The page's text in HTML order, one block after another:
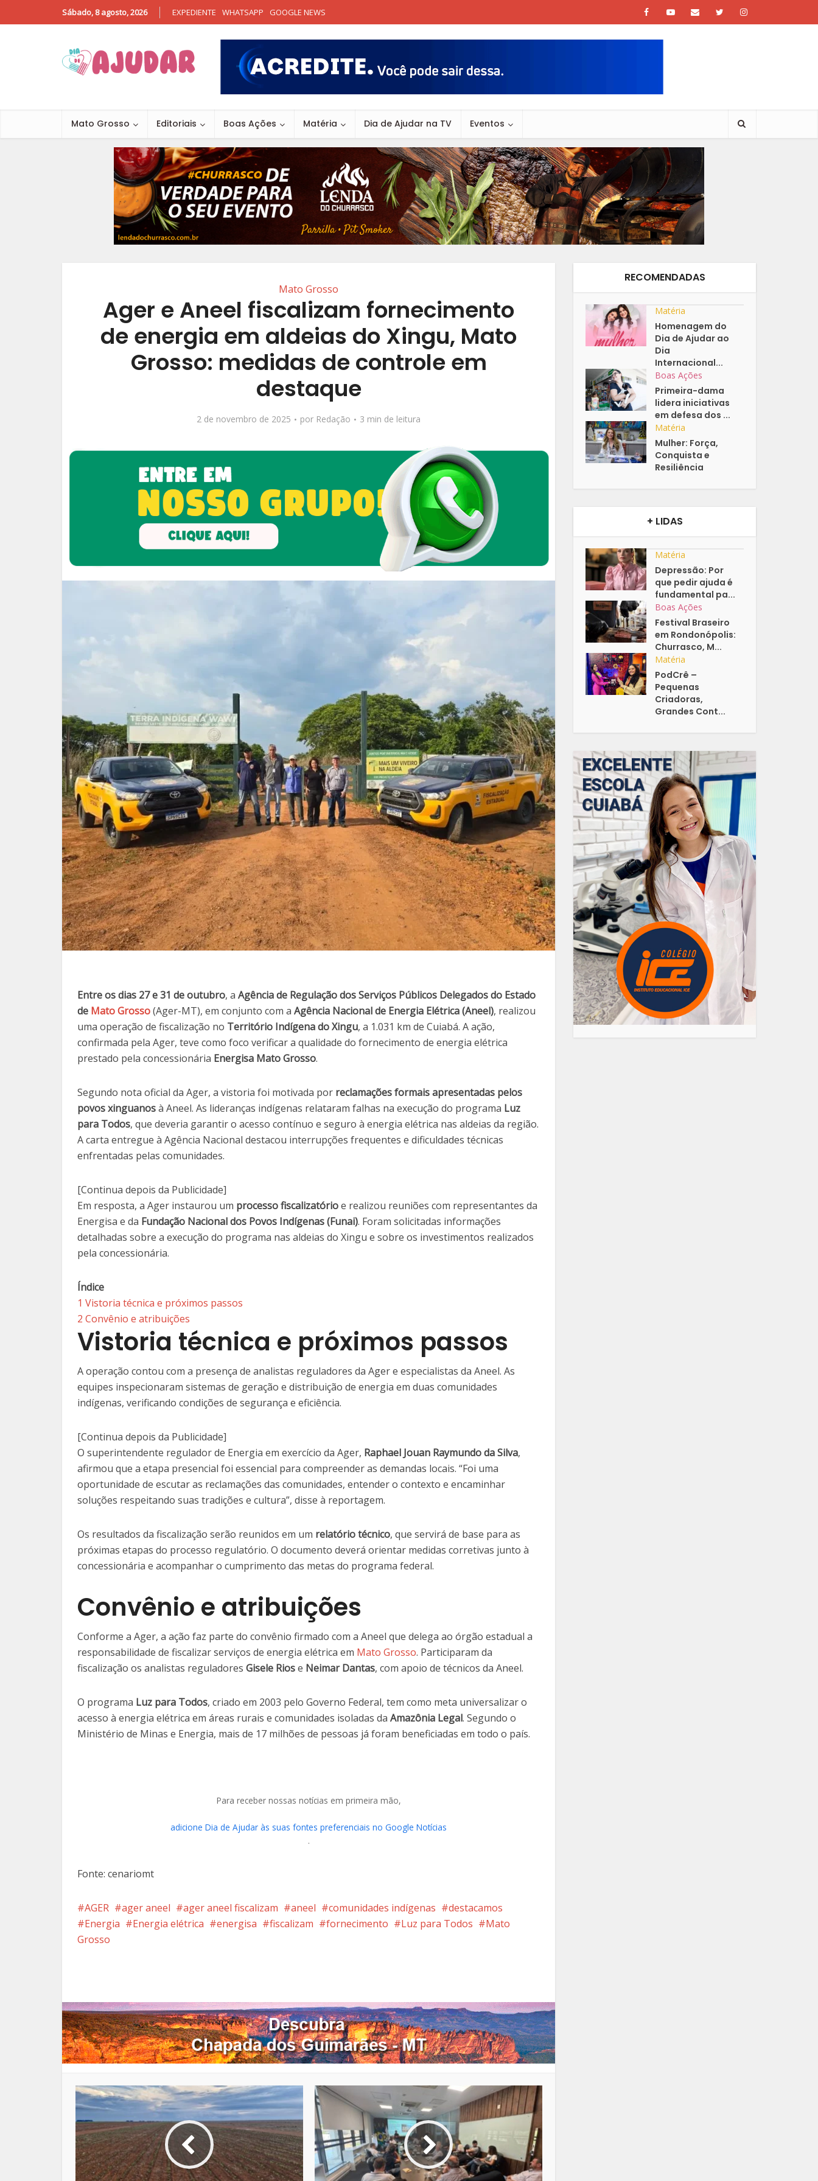
Sábado, 8 agosto, 2026 EXPEDIENTE WHATSAPP GOOGLE NEWS
Mato Grosso Editoriais Boas Ações Matéria Dia de Ajudar na TV Eventos
Mato Grosso
Ager e Aneel fiscalizam fornecimento
de energia em aldeias do Xingu, Mato
Grosso: medidas de controle em
destaque
2 de novembro de 2025 por Redação 3 min de leitura
Entre os dias 27 e 31 de outubro, a Agência de Regulação dos Serviços Públicos Delegados do Estado
de Mato Grosso(Ager-MT), em conjunto com a Agência Nacional de Energia Elétrica (Aneel), realizou
uma operação de fiscalização no Território Indígena do Xingu, a 1.031 km de Cuiabá. A ação,
confirmada pela Ager, teve como foco verificar a qualidade do fornecimento de energia elétrica
prestado pela concessionária Energisa Mato Grosso.
Segundo nota oficial da Ager, a vistoria foi motivada por reclamações formais apresentadas pelos
povos xinguanosà Aneel. As lideranças indígenas relataram falhas na execução do programa Luz
para Todos, que deveria garantir o acesso contínuo e seguro à energia elétrica nas aldeias da região.
A carta entregue à Agência Nacional destacou interrupções frequentes e dificuldades técnicas
enfrentadas pelas comunidades.
[Continua depois da Publicidade]
Em resposta, a Ager instaurou um processo fiscalizatórioe realizou reuniões com representantes da
Energisa e da Fundação Nacional dos Povos Indígenas (Funai). Foram solicitadas informações
detalhadas sobre a execução do programa nas aldeias do Xingu e sobre os investimentos realizados
pela concessionária.
Índice
1 Vistoria técnica e próximos passos
2 Convênio e atribuições
Vistoria técnica e próximos passos
A operação contou com a presença de analistas reguladores da Ager e especialistas da Aneel. As
equipes inspecionaram sistemas de geração e distribuição de energia em duas comunidades
indígenas, verificando condições de segurança e eficiência.
[Continua depois da Publicidade]
O superintendente regulador de Energia em exercício da Ager, Raphael Jouan Raymundo da Silva,
afirmou que a etapa presencial foi essencial para compreender as demandas locais. “Foi uma
oportunidade de escutar as reclamações das comunidades, entender o contexto e encaminhar
soluções respeitando suas tradições e cultura”, disse à reportagem.
Os resultados da fiscalização serão reunidos em um relatório técnico, que servirá de base para as
próximas etapas do processo regulatório. O documento deverá orientar medidas corretivas junto à
concessionária e acompanhar o cumprimento das metas do programa federal.
Convênio e atribuições
Conforme a Ager, a ação faz parte do convênio firmado com a Aneel que delega ao órgão estadual a
responsabilidade de fiscalizar serviços de energia elétrica em Mato Grosso. Participaram da
fiscalização os analistas reguladores Gisele Riose Neimar Dantas, com apoio de técnicos da Aneel.
O programa Luz para Todos, criado em 2003 pelo Governo Federal, tem como meta universalizar o
acesso à energia elétrica em áreas rurais e comunidades isoladas da Amazônia Legal. Segundo o
Ministério de Minas e Energia, mais de 17 milhões de pessoas já foram beneficiadas em todo o país.
Para receber nossas notícias em primeira mão,
adicione Dia de Ajudar às suas fontes preferenciais no Google Notícias
.
Fonte: cenariomt
AGER ager aneel ager aneel fiscalizam aneel comunidades indígenas
destacamos
Energia
Energia elétrica energisa fiscalizam fornecimento Luz para Todos
Mato
Grosso
RECOMENDADAS
Matéria
Homenagem do
Dia de Ajudar ao
Dia
Internacional...
Boas Ações
Primeira-dama
lidera iniciativas
em defesa dos ...
Matéria
Mulher: Força,
Conquista e
Resiliência
+ LIDAS
Matéria
Depressão: Por
que pedir ajuda é
fundamental pa...
Boas Ações
Festival Braseiro
em Rondonópolis:
Churrasco, M...
Matéria
PodCrê –
Pequenas
Criadoras,
Grandes Cont...